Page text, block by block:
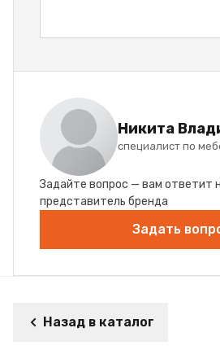
Никита
специалист по
Задайте вопрос — вам ответит
представитель бренда
Задать
Назад в каталог